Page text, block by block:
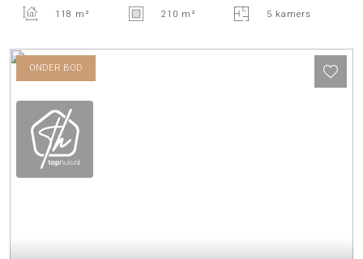
118 m² 210 m² 5 kamers
ONDER BOD